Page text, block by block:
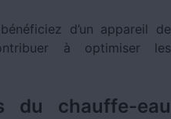
d’un appareil de
à optimiser les
du chauffe-eau